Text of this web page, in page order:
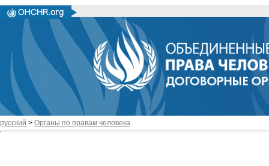
русский > Органы по правам человека